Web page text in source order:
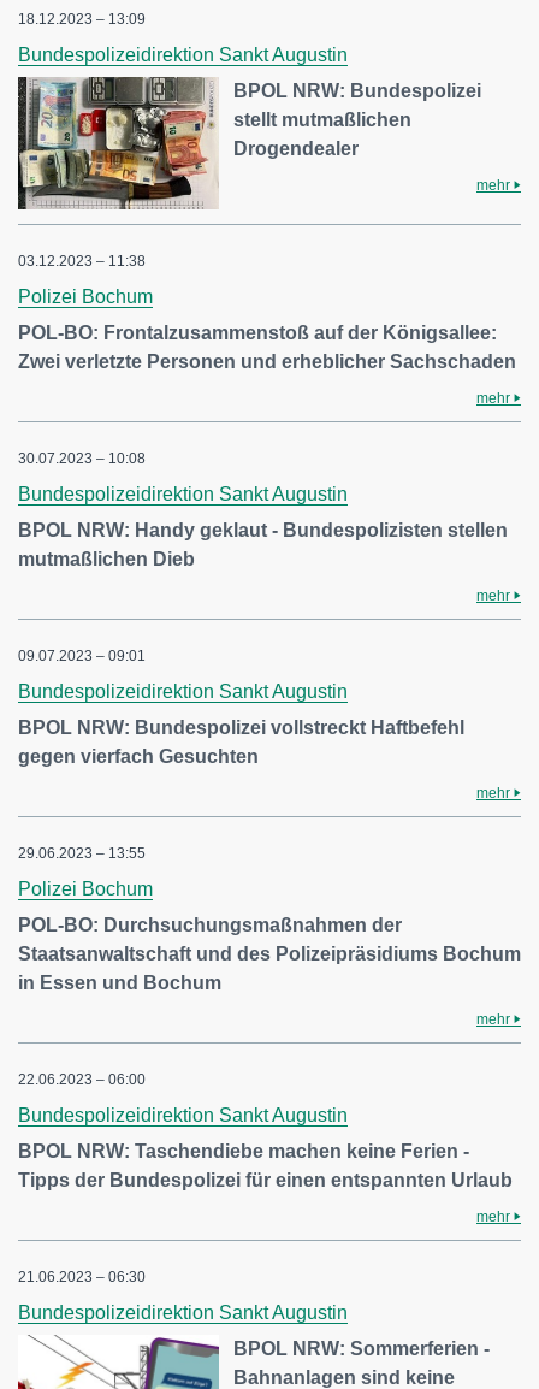
18.12.2023 – 13:09
Bundespolizeidirektion Sankt Augustin
BPOL NRW: Bundespolizei
stellt mutmaßlichen
Drogendealer
mehr
03.12.2023 – 11:38
Polizei Bochum
POL-BO: Frontalzusammenstoß auf der Königsallee:
Zwei verletzte Personen und erheblicher Sachschaden
mehr
30.07.2023 – 10:08
Bundespolizeidirektion Sankt Augustin
BPOL NRW: Handy geklaut - Bundespolizisten stellen
mutmaßlichen Dieb
mehr
09.07.2023 – 09:01
Bundespolizeidirektion Sankt Augustin
BPOL NRW: Bundespolizei vollstreckt Haftbefehl
gegen vierfach Gesuchten
mehr
29.06.2023 – 13:55
Polizei Bochum
POL-BO: Durchsuchungsmaßnahmen der
Staatsanwaltschaft und des Polizeipräsidiums Bochum
in Essen und Bochum
mehr
22.06.2023 – 06:00
Bundespolizeidirektion Sankt Augustin
BPOL NRW: Taschendiebe machen keine Ferien -
Tipps der Bundespolizei für einen entspannten Urlaub
mehr
21.06.2023 – 06:30
Bundespolizeidirektion Sankt Augustin
BPOL NRW: Sommerferien -
Bahnanlagen sind keine